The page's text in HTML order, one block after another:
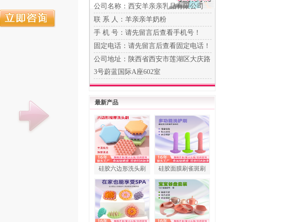
公司名称：西安羊亲亲乳品有限公司
联 系 人：羊亲亲羊奶粉
手 机 号： 请先留言后查看手机号！
固定电话： 请先留言后查看固定电话！
公司地址：陕西省西安市莲湖区大庆路
3号蔚蓝国际A座602室
最新产品
硅胶六边形洗头刷 硅胶面膜刷雀斑刷